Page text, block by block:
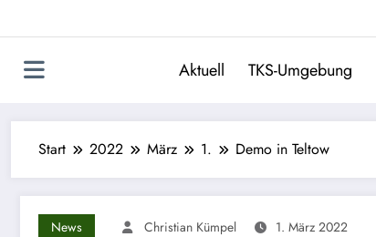
Aktuell TKS-Umgebung
Start 2022 März 1. Demo in Teltow
News Christian Kümpel 1. März 2022